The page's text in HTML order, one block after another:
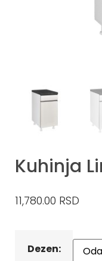
Kuhinja
11,780.00 RSD
Dezen: